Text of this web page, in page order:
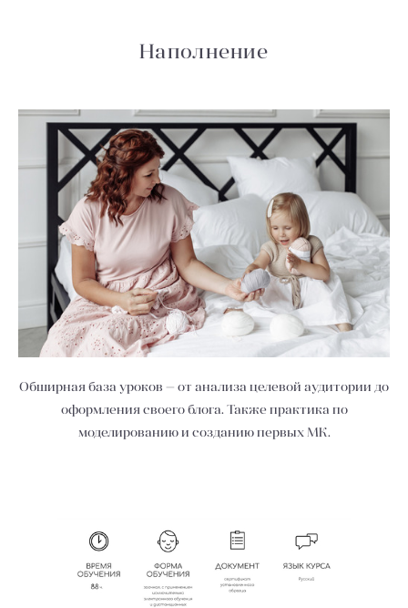
Наполнение
Обширная база уроков — от анализа целевой аудитории до
оформления своего блога. Также практика по
моделированию и созданию первых МК.